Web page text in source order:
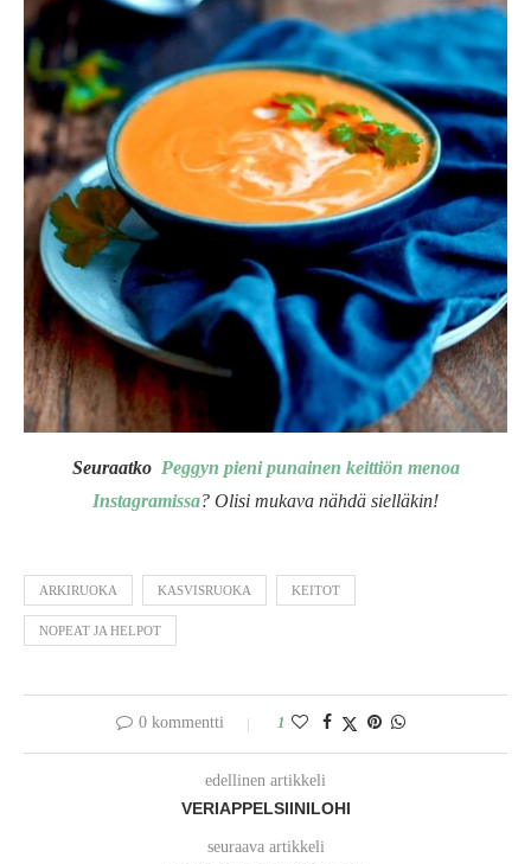
Seuraatko Peggyn pieni punainen keittiön menoa
Instagramissa? Olisi mukava nähdä sielläkin!
ARKIRUOKA KASVISRUOKA KEITOT
NOPEAT JA HELPOT
0 kommentti 1
edellinen artikkeli
VERIAPPELSIINILOHI
seuraava artikkeli